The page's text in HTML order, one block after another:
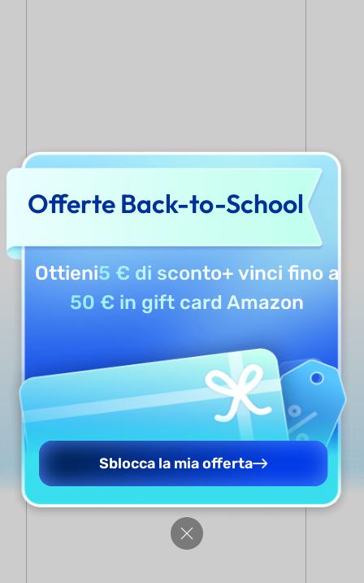
Offerte Back-to-School
Ottieni5 € di sconto+ vinci fino a
50 € in gift card Amazon
Sblocca la mia offerta